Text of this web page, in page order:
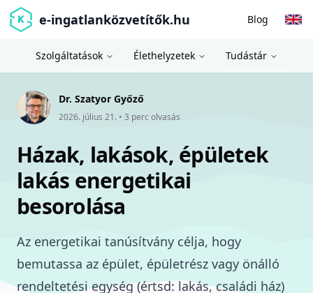
e-ingatlanközvetítők.hu Blog
Szolgáltatások Élethelyzetek Tudástár
Dr. Szatyor Győző
2026. július 21. • 3 perc olvasás
Házak, lakások, épületek
lakás energetikai
besorolása
Az energetikai tanúsítvány célja, hogy
bemutassa az épület, épületrész vagy önálló
rendeltetési egység (értsd: lakás, családi ház)